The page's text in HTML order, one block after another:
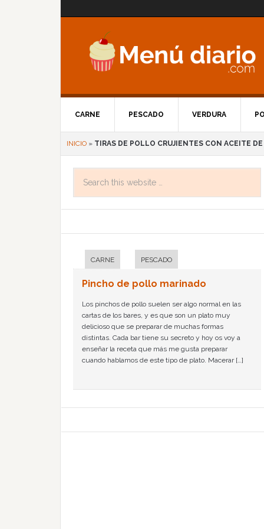
CARNE PESCADO VERDURA
INICIO » TIRAS DE POLLO CRUJIENTES CON ACEITE
CARNE PESCADO
Pincho de pollo marinado
Los pinchos de pollo suelen ser algo normal en las
cartas de los bares, y es que son un plato muy
delicioso que se preparar de muchas formas
distintas. Cada bar tiene su secreto y hoy os voy a
enseñar la receta que más me gusta preparar
cuando hablamos de este tipo de plato. Macerar […]